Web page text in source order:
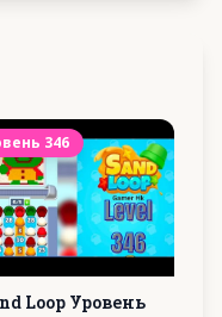
346
Loop Уровень